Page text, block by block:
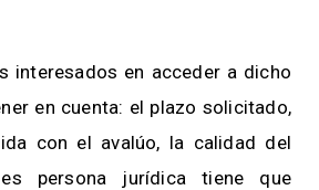
interesados en acceder a dicho
en cuenta: el plazo solicitado,
con el avalúo, la calidad del
persona jurídica tiene que